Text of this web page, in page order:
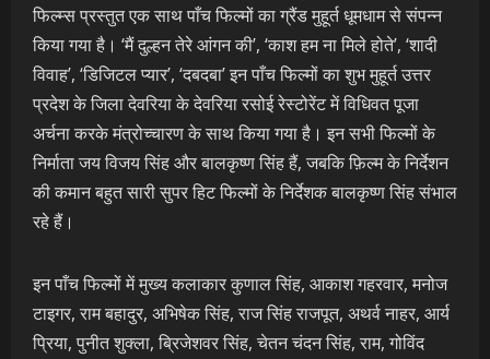
फिल्म्स प्रस्तुत एक साथ पाँच फिल्मों का ग्रैंड मुहूर्त धूमधाम से संपन्न
किया गया है। ‘मैं दुल्हन तेरे आंगन की’, ‘काश हम ना मिले होते’, ‘शादी
विवाह’, ‘डिजिटल प्यार’, ‘दबदबा’ इन पाँच फिल्मों का शुभ मुहूर्त उत्तर
प्रदेश के जिला देवरिया के देवरिया रसोई रेस्टोरेंट में विधिवत पूजा
अर्चना करके मंत्रोच्चारण के साथ किया गया है। इन सभी फिल्मों के
निर्माता जय विजय सिंह और बालकृष्ण सिंह हैं, जबकि फ़िल्म के निर्देशन
की कमान बहुत सारी सुपर हिट फिल्मों के निर्देशक बालकृष्ण सिंह संभाल
रहे हैं।
इन पाँच फिल्मों में मुख्य कलाकार कुणाल सिंह, आकाश गहरवार, मनोज
टाइगर, राम बहादुर, अभिषेक सिंह, राज सिंह राजपूत, अथर्व नाहर, आर्य
प्रिया, पुनीत शुक्ला, ब्रिजेशवर सिंह, चेतन चंदन सिंह, राम, गोविंद